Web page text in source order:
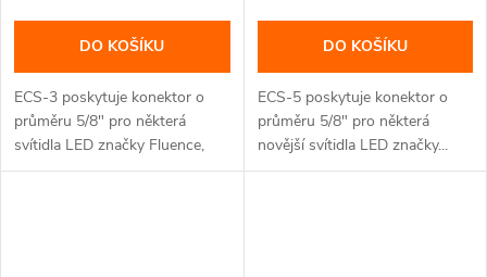
DO KOŠÍKU
ECS-3 poskytuje konektor o
průměru 5/8" pro některá
svítidla LED značky Fluence,
která...
DO KOŠÍKU
ECS-5 poskytuje konektor o
průměru 5/8" pro některá
novější svítidla LED značky...